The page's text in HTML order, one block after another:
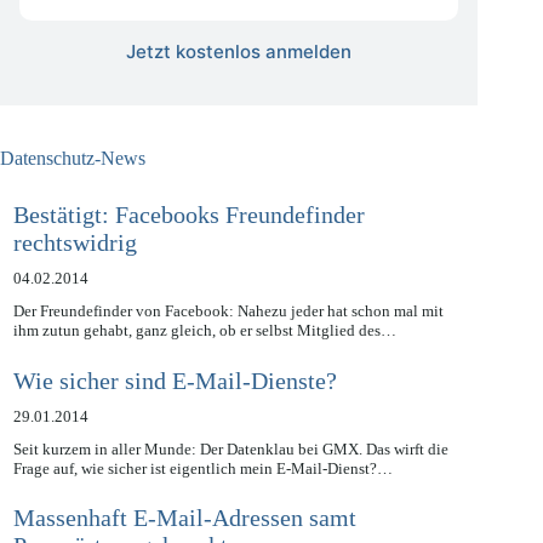
Bestätigt: Facebooks Freundefinder
rechtswidrig
04.02.2014
Der Freundefinder von Facebook: Nahezu jeder hat schon mal mit
Wie sicher sind E-Mail-Dienste?
29.01.2014
Seit kurzem in aller Munde: Der Datenklau bei GMX. Das wirft die